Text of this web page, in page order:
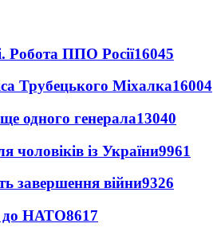
Робота ППО Росії16045
Трубецького Міхалка16004
одного генерала13040
чоловіків із України9961
завершення війни9326
до НАТО8617